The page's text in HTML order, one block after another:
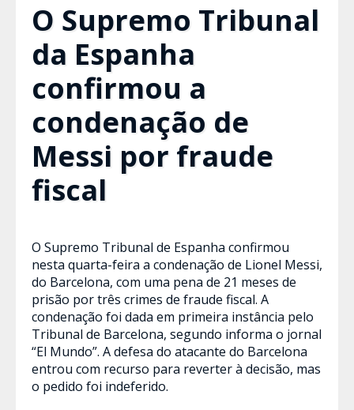
O Supremo Tribunal
da Espanha
confirmou a
condenação de
Messi por fraude
fiscal
O Supremo Tribunal de Espanha confirmou
nesta quarta-feira a condenação de Lionel Messi,
do Barcelona, com uma pena de 21 meses de
prisão por três crimes de fraude fiscal. A
condenação foi dada em primeira instância pelo
Tribunal de Barcelona, segundo informa o jornal
“El Mundo”. A defesa do atacante do Barcelona
entrou com recurso para reverter à decisão, mas
o pedido foi indeferido.